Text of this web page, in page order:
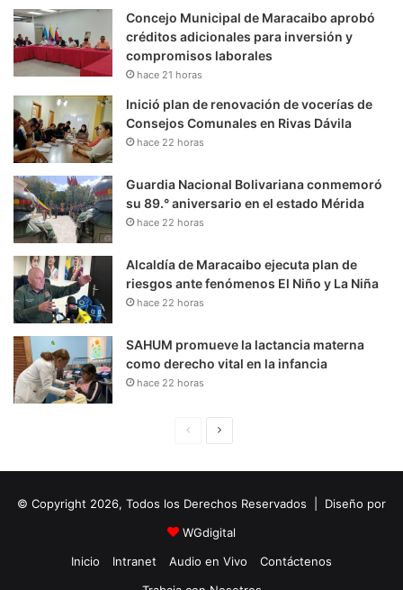
Concejo Municipal de Maracaibo aprobó
créditos adicionales para inversión y
compromisos laborales
hace 21 horas
Inició plan de renovación de vocerías de
Consejos Comunales en Rivas Dávila
hace 22 horas
Guardia Nacional Bolivariana conmemoró
su 89.° aniversario en el estado Mérida
hace 22 horas
Alcaldía de Maracaibo ejecuta plan de
riesgos ante fenómenos El Niño y La Niña
hace 22 horas
SAHUM promueve la lactancia materna
como derecho vital en la infancia
hace 22 horas
i
n
a
u
i
e
© Copyright 2026, Todos los Derechos Reservados | Diseño por
WGdigital
Inicio
Intranet Audio en Vivo
Contáctenos